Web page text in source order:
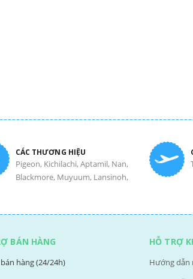
CÁC THƯƠNG HIỆU
Pigeon, Kichilachi, Aptamil, Nan,
Blackmore, Muyuum, Lansinoh,
BÁN HÀNG
hàng (24/24h)
HỖ TRỢ
Hướng dẫn